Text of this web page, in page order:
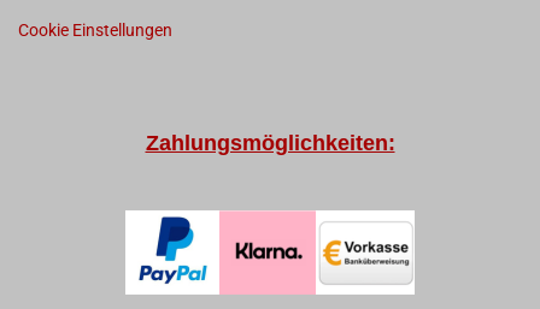
Cookie Einstellungen
Zahlungsmöglichkeiten: